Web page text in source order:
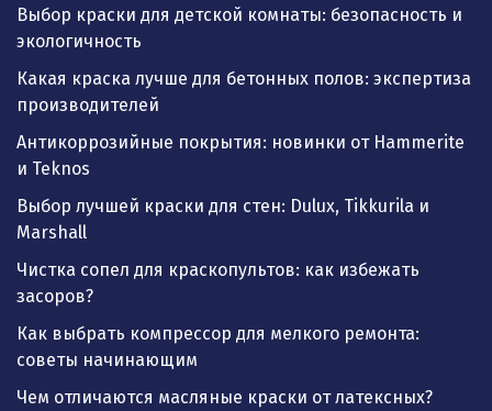
Выбор краски для детской комнаты: безопасность и
экологичность
Какая краска лучше для бетонных полов: экспертиза
производителей
Антикоррозийные покрытия: новинки от Hammerite
и Teknos
Выбор лучшей краски для стен: Dulux, Tikkurila и
Marshall
Чистка сопел для краскопультов: как избежать
засоров?
Как выбрать компрессор для мелкого ремонта:
советы начинающим
Чем отличаются масляные краски от латексных?